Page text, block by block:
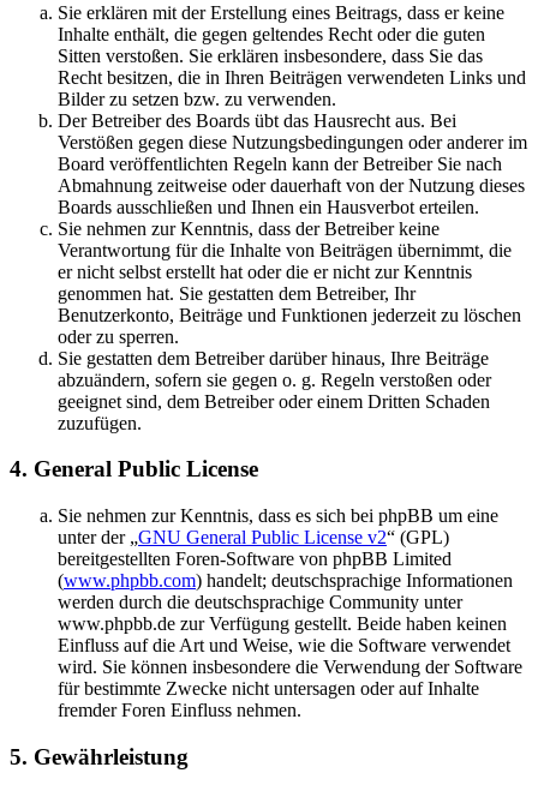
Sie erklären mit der Erstellung eines Beitrags, dass er keine
Inhalte enthält, die gegen geltendes Recht oder die guten
Sitten verstoßen. Sie erklären insbesondere, dass Sie das
Recht besitzen, die in Ihren Beiträgen verwendeten Links und
Bilder zu setzen bzw. zu verwenden.
Der Betreiber des Boards übt das Hausrecht aus. Bei
Verstößen gegen diese Nutzungsbedingungen oder anderer im
Board veröffentlichten Regeln kann der Betreiber Sie nach
Abmahnung zeitweise oder dauerhaft von der Nutzung dieses
Boards ausschließen und Ihnen ein Hausverbot erteilen.
Sie nehmen zur Kenntnis, dass der Betreiber keine
Verantwortung für die Inhalte von Beiträgen übernimmt, die
er nicht selbst erstellt hat oder die er nicht zur Kenntnis
genommen hat. Sie gestatten dem Betreiber, Ihr
Benutzerkonto, Beiträge und Funktionen jederzeit zu löschen
oder zu sperren.
Sie gestatten dem Betreiber darüber hinaus, Ihre Beiträge
abzuändern, sofern sie gegen o. g. Regeln verstoßen oder
geeignet sind, dem Betreiber oder einem Dritten Schaden
zuzufügen.
4. General Public License
Sie nehmen zur Kenntnis, dass es sich bei phpBB um eine
unter der „GNU General Public License v2“ (GPL)
bereitgestellten Foren-Software von phpBB Limited
(www.phpbb.com) handelt; deutschsprachige Informationen
werden durch die deutschsprachige Community unter
www.phpbb.de zur Verfügung gestellt. Beide haben keinen
Einfluss auf die Art und Weise, wie die Software verwendet
wird. Sie können insbesondere die Verwendung der Software
für bestimmte Zwecke nicht untersagen oder auf Inhalte
fremder Foren Einfluss nehmen.
5. Gewährleistung